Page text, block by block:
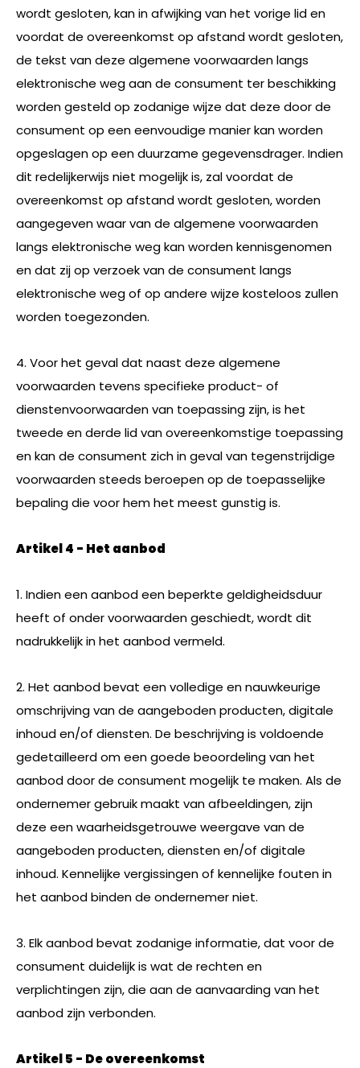
wordt gesloten, kan in afwijking van het vorige lid en
voordat de overeenkomst op afstand wordt gesloten,
de tekst van deze algemene voorwaarden langs
elektronische weg aan de consument ter beschikking
worden gesteld op zodanige wijze dat deze door de
consument op een eenvoudige manier kan worden
opgeslagen op een duurzame gegevensdrager. Indien
dit redelijkerwijs niet mogelijk is, zal voordat de
overeenkomst op afstand wordt gesloten, worden
aangegeven waar van de algemene voorwaarden
langs elektronische weg kan worden kennisgenomen
en dat zij op verzoek van de consument langs
elektronische weg of op andere wijze kosteloos zullen
worden toegezonden.
4. Voor het geval dat naast deze algemene
voorwaarden tevens specifieke product- of
dienstenvoorwaarden van toepassing zijn, is het
tweede en derde lid van overeenkomstige toepassing
en kan de consument zich in geval van tegenstrijdige
voorwaarden steeds beroepen op de toepasselijke
bepaling die voor hem het meest gunstig is.
Artikel 4 - Het aanbod
1. Indien een aanbod een beperkte geldigheidsduur
heeft of onder voorwaarden geschiedt, wordt dit
nadrukkelijk in het aanbod vermeld.
2. Het aanbod bevat een volledige en nauwkeurige
omschrijving van de aangeboden producten, digitale
inhoud en/of diensten. De beschrijving is voldoende
gedetailleerd om een goede beoordeling van het
aanbod door de consument mogelijk te maken. Als de
ondernemer gebruik maakt van afbeeldingen, zijn
deze een waarheidsgetrouwe weergave van de
aangeboden producten, diensten en/of digitale
inhoud. Kennelijke vergissingen of kennelijke fouten in
het aanbod binden de ondernemer niet.
3. Elk aanbod bevat zodanige informatie, dat voor de
consument duidelijk is wat de rechten en
verplichtingen zijn, die aan de aanvaarding van het
aanbod zijn verbonden.
Artikel 5 - De overeenkomst